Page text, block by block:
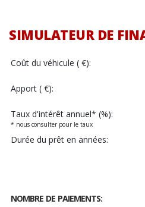
SIMULATEUR DE
Coût du véhicule ( €):
Apport ( €):
Taux d'intérêt annuel* (%):
* nous consulter pour le taux
Durée du prêt en années:
NOMBRE DE PAIEMENTS: